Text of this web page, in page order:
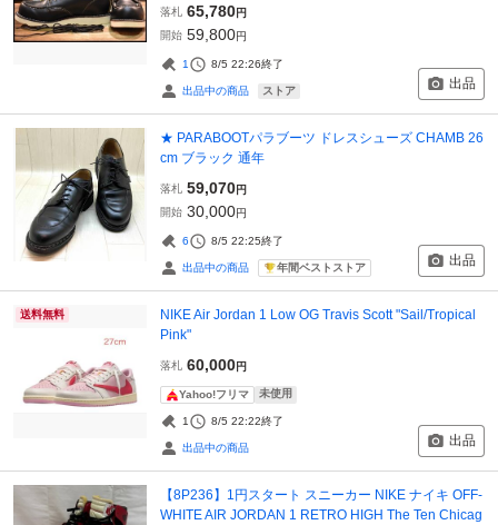
落札 65,780円
開始 59,800円
1 8/5 22:26終了
出品中の商品 ストア 出品
★ PARABOOTパラブーツ ドレスシューズ CHAMB 26
cm ブラック 通年
落札 59,070円
開始 30,000円
6 8/5 22:25終了
出品中の商品 年間ベストストア 出品
送料無料
NIKE Air Jordan 1 Low OG Travis Scott "Sail/Tropical
Pink"
落札 60,000円
Yahoo!フリマ 未使用
1 8/5 22:22終了
出品中の商品 出品
【8P236】1円スタート スニーカー NIKE ナイキ OFF-
WHITE AIR JORDAN 1 RETRO HIGH The Ten Chicag